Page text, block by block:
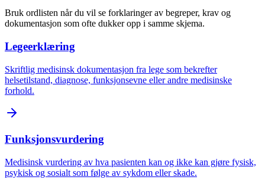
Bruk ordlisten når du vil se forklaringer av begreper, krav og
dokumentasjon som ofte dukker opp i samme skjema.
Legeerklæring
Skriftlig medisinsk dokumentasjon fra lege som bekrefter
helsetilstand, diagnose, funksjonsevne eller andre medisinske
forhold.
Funksjonsvurdering
Medisinsk vurdering av hva pasienten kan og ikke kan gjøre fysisk,
psykisk og sosialt som følge av sykdom eller skade.